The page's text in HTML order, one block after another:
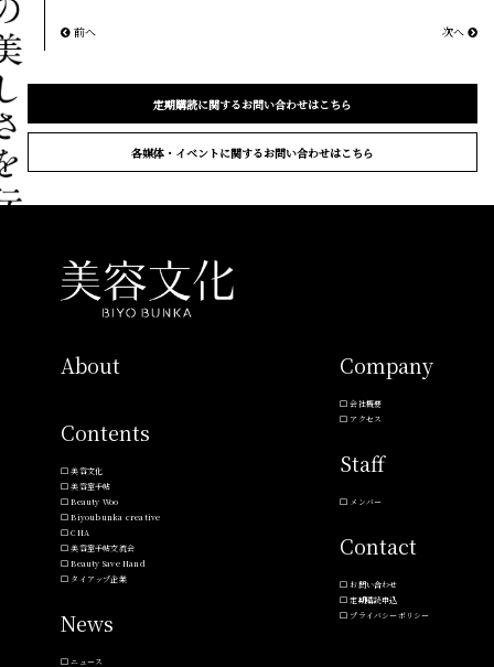
前へ 次へ
定期購読に関するお問い合わせはこちら
各媒体・イベントに関するお問い合わせはこちら
About
Contents
美容文化
美容室手帖
Beauty Woo
Biyoubunka creative
CHA
美容室手帖交流会
Beauty Save Hand
タイアップ企業
News
ニュース
Company
会社概要
アクセス
Staff
メンバー
Contact
お問い合わせ
定期購読申込
プライバシーポリシー